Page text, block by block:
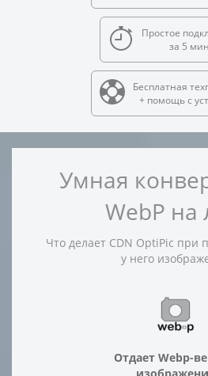
Простое
за 5
Бесплатная
+ помощь с
Умная
WebP на
Что делает CDN OptiPic при
у него
Отдает Webp-